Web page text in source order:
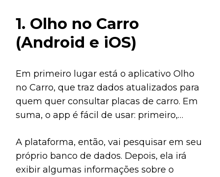
1. Olho no Carro
(Android e iOS)
Em primeiro lugar está o aplicativo Olho
no Carro, que traz dados atualizados para
quem quer consultar placas de carro. Em
suma, o app é fácil de usar: primeiro,
indicado e, em seguida, confirme.
A plataforma, então, vai pesquisar em seu
próprio banco de dados. Depois, ela irá
exibir algumas informações sobre o